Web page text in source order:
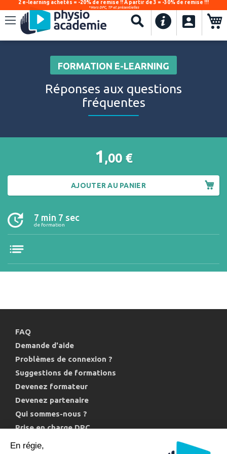
Recherche
2 e-learning achetés = -20% de remise !! À partir de 3 = -30% de remise !!!
*Hors DPC, TP et présentielles
.
FORMATION E-LEARNING
Réponses aux questions
fréquentes
7 min 7 sec
de formation
1 ,00 €
AJOUTER AU PANIER
FAQ
Demande d'aide
Problèmes de connexion ?
Suggestions de formations
Devenez formateur
Devenez partenaire
Qui sommes-nous ?
Prise en charge DPC
Politique de confidentialité et cookies
En régie,